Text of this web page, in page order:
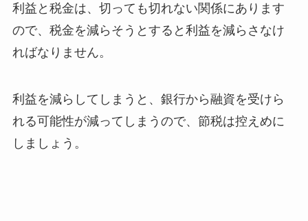
利益と税金は、切っても切れない関係にあります
ので、税金を減らそうとすると利益を減らさなけ
ればなりません。
利益を減らしてしまうと、銀行から融資を受けら
れる可能性が減ってしまうので、節税は控えめに
しましょう。